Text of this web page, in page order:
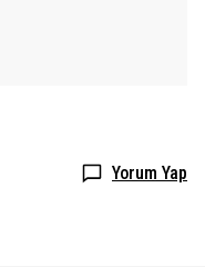
Yorum Yap